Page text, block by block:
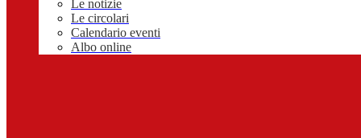
Le notizie
Le circolari
Calendario eventi
Albo online